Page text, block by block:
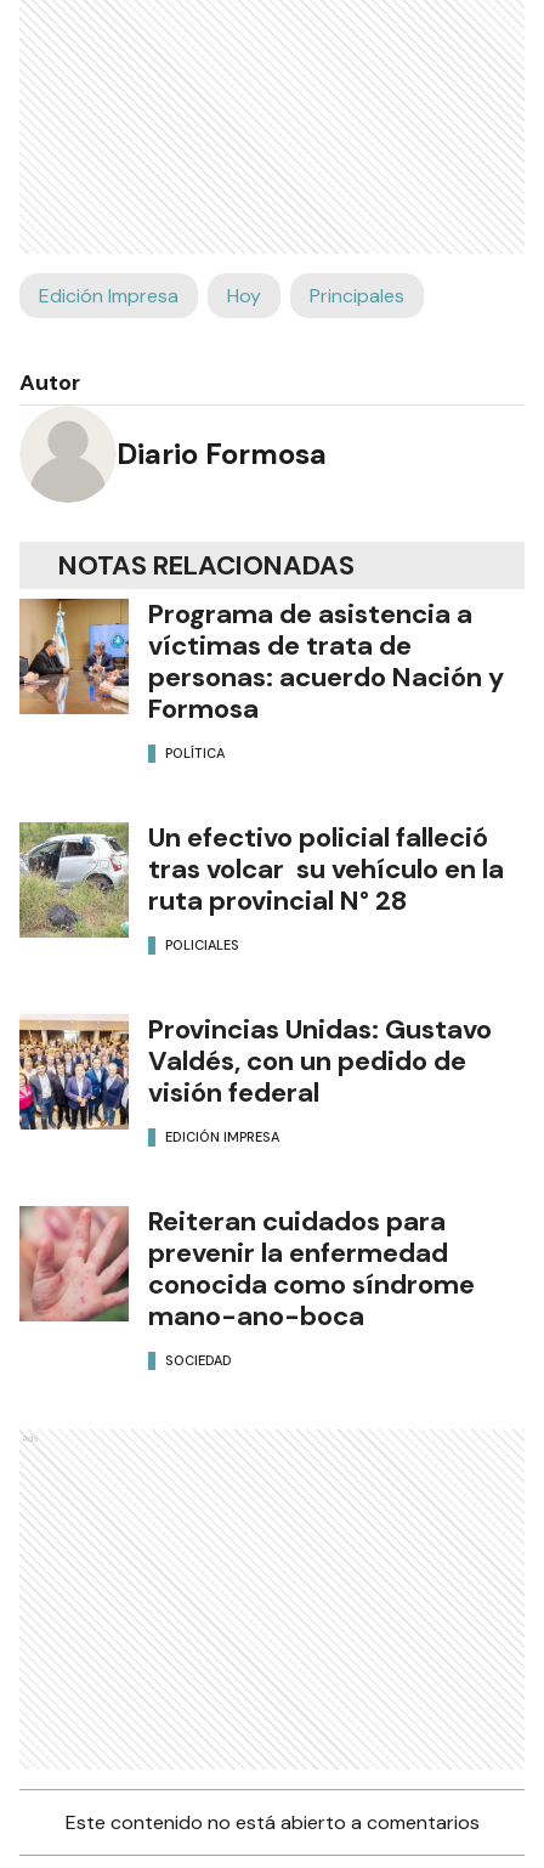
Edición Impresa Hoy Principales
Autor
Diario Formosa
NOTAS RELACIONADAS
Programa de asistencia a
víctimas de trata de
personas: acuerdo Nación y
Formosa
POLÍTICA
Un efectivo policial falleció
tras volcar su vehículo en la
ruta provincial N° 28
POLICIALES
Provincias Unidas: Gustavo
Valdés, con un pedido de
visión federal
EDICIÓN IMPRESA
Reiteran cuidados para
prevenir la enfermedad
conocida como síndrome
mano-ano-boca
SOCIEDAD
Ads
Este contenido no está abierto a comentarios